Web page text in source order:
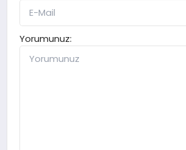
Yorumunuz: